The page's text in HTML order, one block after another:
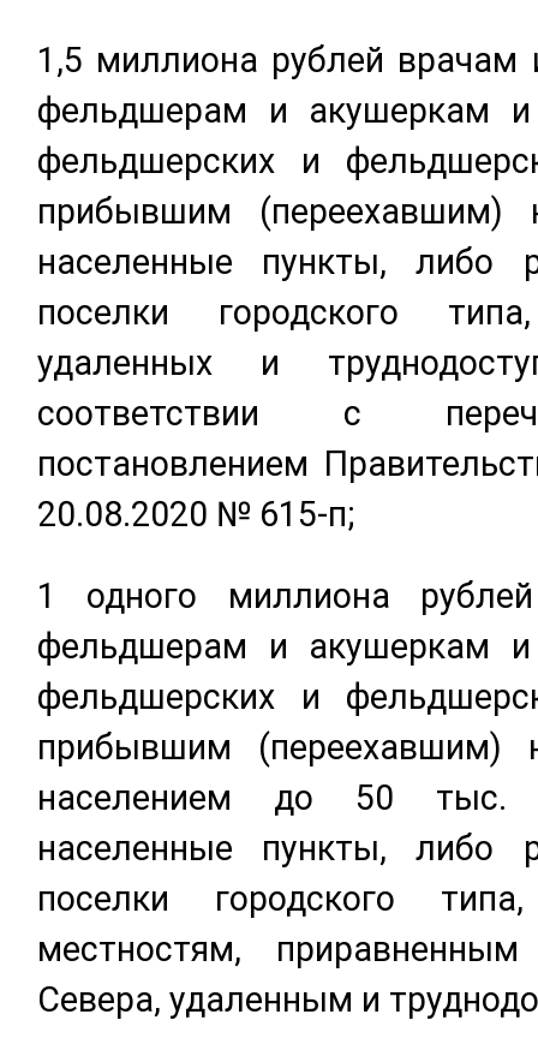
1,5 миллиона рублей врачам
фельдшерам и акушеркам
фельдшерских и
прибывшим (переехавшим)
населенные пункты, либо
поселки городского
удаленных и
соответствии с
постановлением
20.08.2020 № 615-п;
1 одного миллиона
фельдшерам и акушеркам
фельдшерских и
прибывшим (переехавшим)
населением до 50 тыс.
населенные пункты, либо
поселки городского
местностям,
Севера, удаленным и